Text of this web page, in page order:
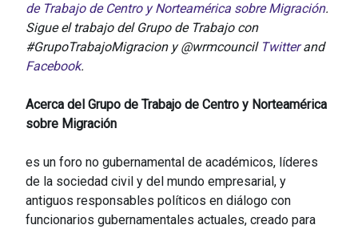
de Trabajo de Centro y Norteamérica sobre Migración.
Sigue el trabajo del Grupo de Trabajo con
#GrupoTrabajoMigracion y @wrmcouncil Twitterand
Facebook.
Acerca del Grupo de Trabajo de Centro y Norteamérica
sobre Migración
es un foro no gubernamental de académicos, líderes
de la sociedad civil y del mundo empresarial, y
antiguos responsables políticos en diálogo con
funcionarios gubernamentales actuales, creado para